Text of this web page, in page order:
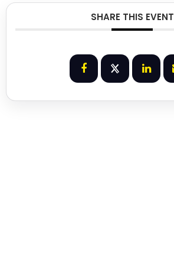
SHARE THIS EVENT